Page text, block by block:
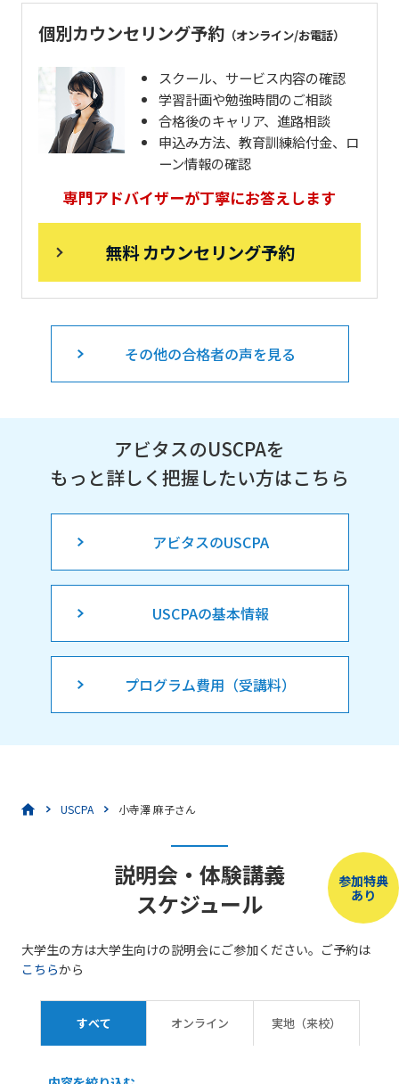
個別カウンセリング予約（オンライン/お電話）
スクール、サービス内容の確認
学習計画や勉強時間のご相談
合格後のキャリア、進路相談
申込み方法、教育訓練給付金、ロ
ーン情報の確認
専門アドバイザーが丁寧にお答えします
無料 カウンセリング予約
その他の合格者の声を見る
アビタスのUSCPAを
もっと詳しく把握したい方はこちら
アビタスのUSCPA
USCPAの基本情報
プログラム費用（受講料）
USCPA 小寺澤 麻子さん
参加特典
あり
説明会・体験講義
スケジュール
大学生の方は大学生向けの説明会にご参加ください。ご予約は
こちらから
すべて オンライン 実地（来校）